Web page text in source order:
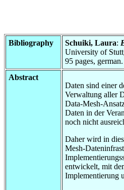
Bibliography Schuiki, Laura:
University of
95 pages, german.
Abstract
Daten sind einer
Verwaltung aller
Data-Mesh-
Daten in der
noch nicht
Daher wird in
Mesh-
entwickelt, mit
Implementierung